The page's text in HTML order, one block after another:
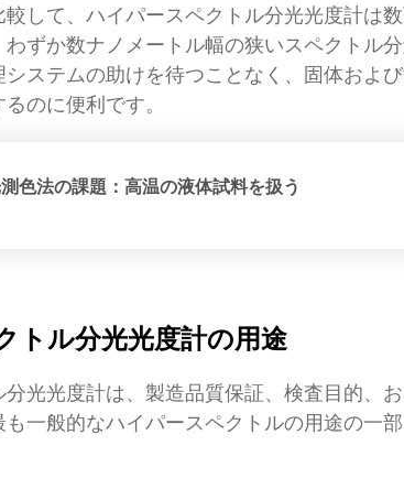
較して、ハイパースペクトル分光光度計は
ずか数ナノメートル幅の狭いスペクトル
システムの助けを待つことなく、固体およ
のに便利です。
色法の課題：高温の液体試料を扱う
トル分光光度計の用途
光光度計は、製造品質保証、検査目的、
一般的なハイパースペクトルの用途の一部